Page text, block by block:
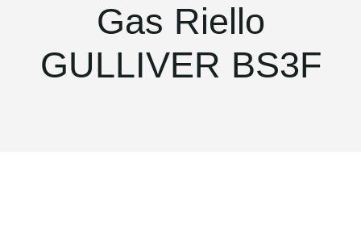
Gas Riello
GULLIVER BS3F